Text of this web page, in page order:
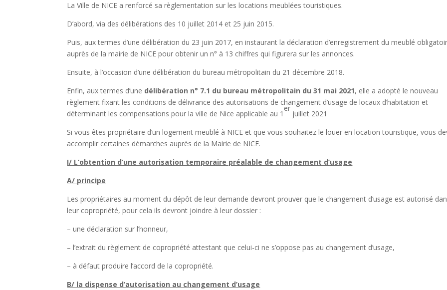
La Ville de NICE a renforcé sa règlementation sur les locations meublées touristiques.
D’abord, via des délibérations des 10 juillet 2014 et 25 juin 2015.
Puis, aux termes d’une délibération du 23 juin 2017, en instaurant la déclaration d’enregistrement du meublé
auprès de la mairie de NICE pour obtenir un n° à 13 chiffres qui figurera sur les annonces.
Ensuite, à l’occasion d’une délibération du bureau métropolitain du 21 décembre 2018.
Enfin, aux termes d’une délibération n° 7.1 du bureau métropolitain du 31 mai 2021, elle a adopté le nouveau
règlement fixant les conditions de délivrance des autorisations de changement d’usage de locaux d’habitation et
déterminant les compensations pour la ville de Nice applicable au 1
er
juillet 2021
Si vous êtes propriétaire d’un logement meublé à NICE et que vous souhaitez le louer en location touristique, vous
accomplir certaines démarches auprès de la Mairie de NICE.
I/ L’obtention d’une autorisation temporaire préalable de changement d’usage
A/ principe
Les propriétaires au moment du dépôt de leur demande devront prouver que le changement d’usage est autorisé
leur copropriété, pour cela ils devront joindre à leur dossier :
– une déclaration sur l’honneur,
– l’extrait du règlement de copropriété attestant que celui-ci ne s’oppose pas au changement d’usage,
– à défaut produire l’accord de la copropriété.
B/ la dispense d’autorisation au changement d’usage